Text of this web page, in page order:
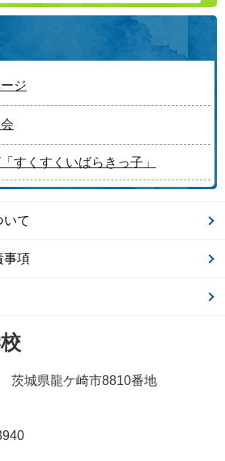
ジ
すくすくいばらきっ子」
いて
事項
茨城県龍ケ崎市8810番地